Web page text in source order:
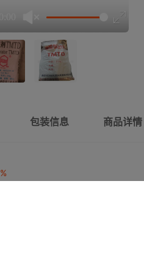
包装信息 商品详情
%